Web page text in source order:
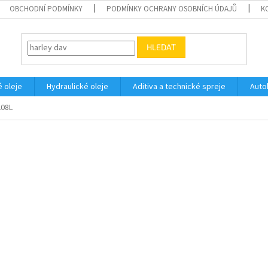
OBCHODNÍ PODMÍNKY PODMÍNKY OCHRANY OSOBNÍCH ÚDAJŮ
HLEDAT
oleje Hydraulické oleje Aditiva a technické spreje